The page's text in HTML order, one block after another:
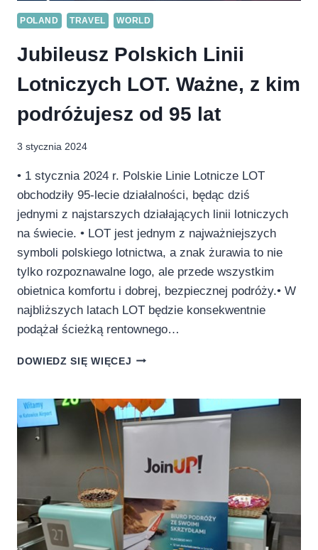
POLAND TRAVEL WORLD
Jubileusz Polskich Linii
Lotniczych LOT. Ważne, z kim
podróżujesz od 95 lat
3 stycznia 2024
• 1 stycznia 2024 r. Polskie Linie Lotnicze LOT
obchodziły 95-lecie działalności, będąc dziś
jednymi z najstarszych działających linii lotniczych
na świecie. • LOT jest jednym z najważniejszych
symboli polskiego lotnictwa, a znak żurawia to nie
tylko rozpoznawalne logo, ale przede wszystkim
obietnica komfortu i dobrej, bezpiecznej podróży.• W
najbliższych latach LOT będzie konsekwentnie
podążał ścieżką rentownego…
DOWIEDZ SIĘ WIĘCEJ JUBILEUSZ
LOTNICZYCH
LOT.
WAŻNE,
KIM
PODRÓŻUJESZ
95
LAT